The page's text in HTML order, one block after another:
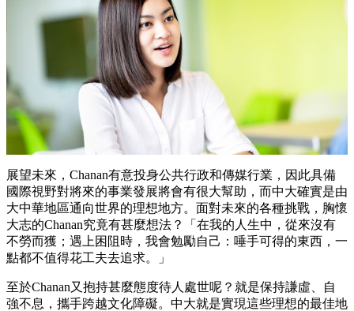
展望未來，Chanan有意投身公共行政和傳媒行業，因此具備
國際視野對將來的事業發展將會有很大幫助，而中大確實是由
大中華地區通向世界的理想地方。面對未來的各種挑戰，胸懷
大志的Chanan究竟有甚麼想法？「在我的人生中，從來沒有
不勞而獲；遇上困阻時，我會勉勵自己：唾手可得的東西，一
點都不值得花工夫去追求。」
至於Chanan又抱持甚麼態度待人處世呢？就是保持謙虛、自
強不息，攜手跨越文化障礙。中大就是實現這些理想的最佳地